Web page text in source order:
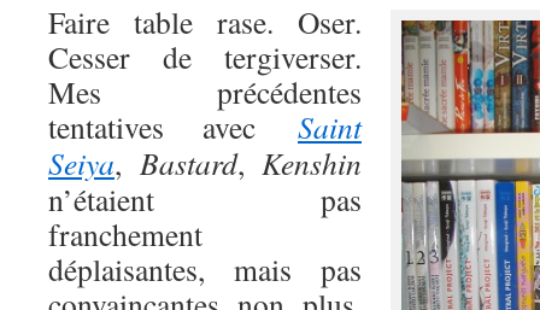
Faire table rase. Oser.
Cesser de tergiverser.
Mes précédentes
tentatives avec Saint
Seiya, Bastard, Kenshin
n’étaient pas
franchement
déplaisantes, mais pas